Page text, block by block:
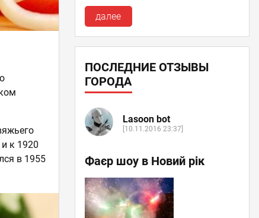
к 1920
в 1955
далее
ПОСЛЕДНИЕ ОТЗЫВЫ
ГОРОДА
Lasoon bot
[10.11.2016 23:37]
Фаєр шоу в Новий рік